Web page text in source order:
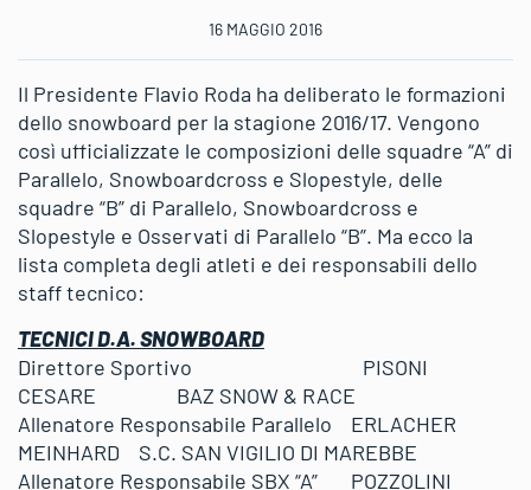
16 MAGGIO 2016
Il Presidente Flavio Roda ha deliberato le formazioni
dello snowboard per la stagione 2016/17. Vengono
così ufficializzate le composizioni delle squadre “A” di
Parallelo, Snowboardcross e Slopestyle, delle
squadre “B” di Parallelo, Snowboardcross e
Slopestyle e Osservati di Parallelo “B”. Ma ecco la
lista completa degli atleti e dei responsabili dello
staff tecnico:
TECNICI D.A. SNOWBOARD
Direttore Sportivo PISONI
CESARE BAZ SNOW & RACE
Allenatore Responsabile Parallelo ERLACHER
MEINHARD S.C. SAN VIGILIO DI MAREBBE
Allenatore Responsabile SBX “A” POZZOLINI